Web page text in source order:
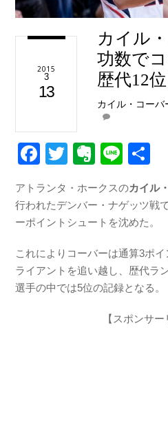
2015
3
13
カイル
功数で
歴代12
カイル・コーバ
F
c
e
o
o
T
tt
er
E
er
n
e
Li
e
アトランタ・ホークスのカイル
行われたデンバー・ナゲッツ戦
ーポイントシュートを沈めた。
これによりコーバーは通算3ポ
ライアントを追い越し、歴代ラ
選手の中では5位の記録となる。
【スポンサー